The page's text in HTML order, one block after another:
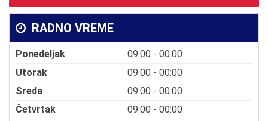
RADNO VREME
Ponedeljak
09:00 - 00:00
Utorak
09:00 - 00:00
Sreda
09:00 - 00:00
Četvrtak
09:00 - 00:00